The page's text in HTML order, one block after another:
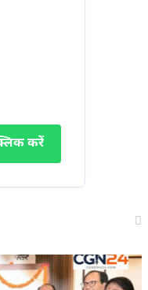
करें